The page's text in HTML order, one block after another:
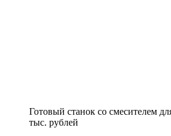
Готовый станок со смесителем
тыс. рублей